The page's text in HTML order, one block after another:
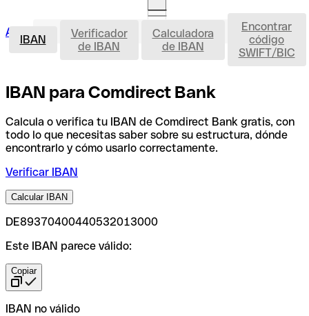
Acceso clientesAbrir cuenta IBAN
IBAN
Verificador
de IBAN
Calculadora
de IBAN
Encontrar
código
SWIFT/BIC
IBAN para Comdirect Bank
Calcula o verifica tu IBAN de Comdirect Bank gratis, con
todo lo que necesitas saber sobre su estructura, dónde
encontrarlo y cómo usarlo correctamente.
Verificar IBAN
Calcular IBAN
DE89370400440532013000
Este IBAN parece válido:
Copiar
IBAN no válido